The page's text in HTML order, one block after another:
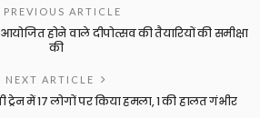
PREVIOUS ARTICLE
होने वाले दीपोत्सव की तैयारियों की समीक्षा
की
NEXT ARTICLE
ट्रेन में 17 लोगों पर किया हमला, 1 की हालत गंभीर